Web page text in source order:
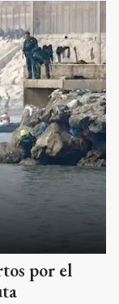
por el